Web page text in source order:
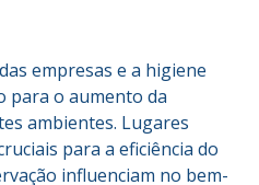
empresas e a higiene
para o aumento da
ambientes. Lugares
para a eficiência do
influenciam no bem-